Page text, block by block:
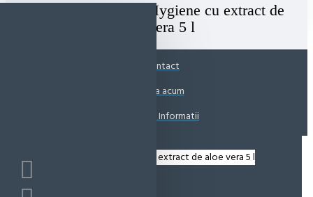
Solutie baie Royal Hygiene cu extract de
aloe vera 5 l
Contact
Suna acum
Solicita Informatii